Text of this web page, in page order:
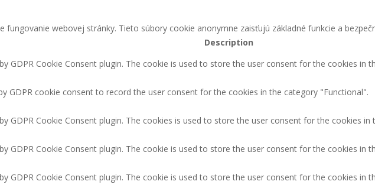
webovej stránky. Tieto súbory cookie anonymne zaisťujú základné funkcie a
Description
GDPR Cookie Consent plugin. The cookie is used to store the user consent for the cookies in
GDPR cookie consent to record the user consent for the cookies in the category "Functional".
GDPR Cookie Consent plugin. The cookies is used to store the user consent for the cookies in
GDPR Cookie Consent plugin. The cookie is used to store the user consent for the cookies in
GDPR Cookie Consent plugin. The cookie is used to store the user consent for the cookies in